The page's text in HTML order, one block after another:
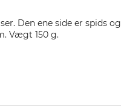
Den ene side er spids og
Vægt 150 g.